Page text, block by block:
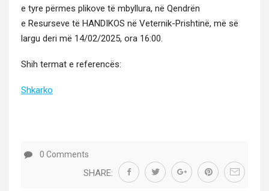
e tyre përmes plikove të mbyl­lu­ra, në Qen­drën
e Resur­se­ve të HANDIKOS në Vet­ernik-Prisht­inë, më së
largu deri më 14/02/2025, ora 16:00.
Shih ter­mat e referencës:
Shkarko
0 Comments